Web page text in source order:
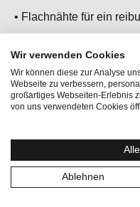
• Flachnähte für ein
• Ideal kombinierbar mit
• Unser Baselayer
temperaturregulierend
Geschlecht:
Wir verwenden Cookies
Wir können diese zur Analyse
Webseite zu verbessern,
großartiges Webseiten-Erlebnis
von uns verwendeten Cookies
Ablehnen